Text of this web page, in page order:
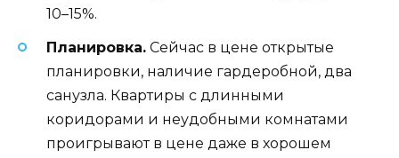
10–15%.
Планировка. Сейчас в цене открытые
планировки, наличие гардеробной, два
санузла. Квартиры с длинными
коридорами и неудобными комнатами
проигрывают в цене даже в хорошем